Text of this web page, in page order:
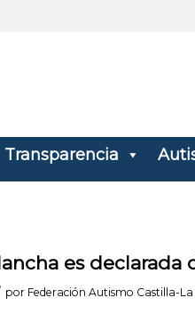
Transparencia
es
por Federación Autismo Castilla-